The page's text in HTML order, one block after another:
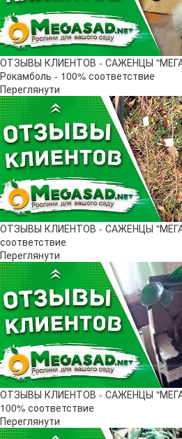
ОТЗЫВЫ КЛИЕНТОВ - САЖЕНЦЫ
Рокамболь - 100% соответствие
Переглянути
ОТЗЫВЫ КЛИЕНТОВ - САЖЕНЦЫ
соответствие
Переглянути
ОТЗЫВЫ КЛИЕНТОВ - САЖЕНЦЫ
100% соответствие
Переглянути